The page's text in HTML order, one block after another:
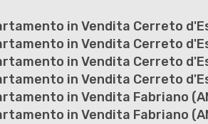
in Vendita Cerreto
in Vendita Cerreto
in Vendita Cerreto
in Vendita Cerreto
in Vendita Fabriano
in Vendita Fabriano